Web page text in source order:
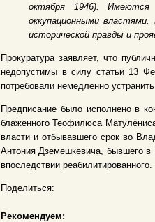
октября 1946). Имеются
оккупационными
исторической правды и
Прокуратура заявляет, что
недопустимы в силу статьи 13
потребовали немедленно
Предписание было исполнено в
блаженного Теофилюса
власти и отбывавшего срок во
Антония Дземешкевича, бывшего в
впоследствии реабилитированного.
Поделиться:
Рекомендуем: